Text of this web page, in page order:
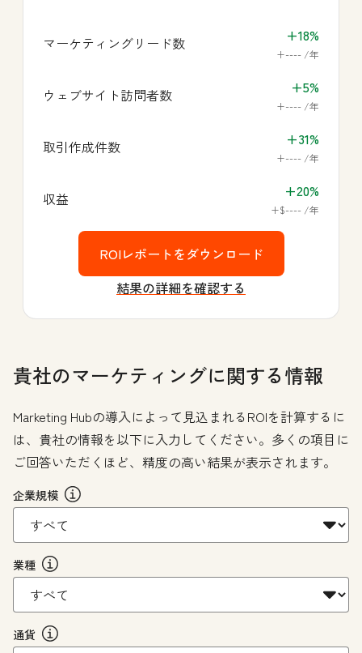
貴社のマーケティングに関する情報
Marketing Hubの導入によって見込まれるROIを計算するに
は、貴社の情報を以下に入力してください。多くの項目に
ご回答いただくほど、精度の高い結果が表示されます。
企業規模
業種
通貨
マーケティングリード数 +18%
+---- /年
ウェブサイト訪問者数 +5%
+---- /年
取引作成件数 +31%
+---- /年
収益 +20%
+$---- /年
結果の詳細を確認する
ROIレポートをダウンロード